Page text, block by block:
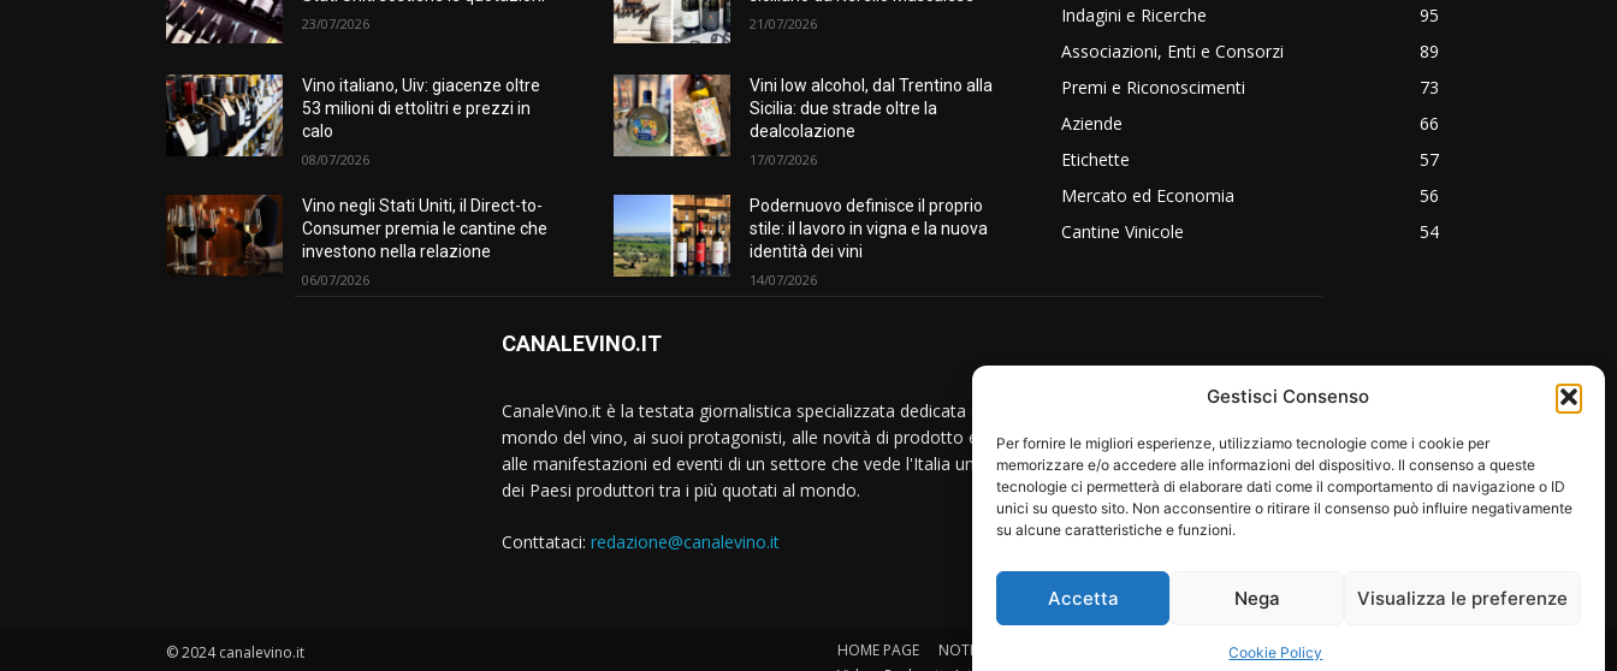
Gestisci Consenso
Per fornire le migliori esperienze, utilizziamo tecnologie come i cookie per
memorizzare e/o accedere alle informazioni del dispositivo. Il consenso a queste
tecnologie ci permetterà di elaborare dati come il comportamento di navigazione o ID
unici su questo sito. Non acconsentire o ritirare il consenso può influire negativamente
su alcune caratteristiche e funzioni.
Accetta Nega Visualizza le preferenze
Cookie Policy
23/07/2026
Vino italiano, Uiv: giacenze oltre
53 milioni di ettolitri e prezzi in
calo
08/07/2026
Vino negli Stati Uniti, il Direct-to-
Consumer premia le cantine che
investono nella relazione
06/07/2026
21/07/2026
Vini low alcohol, dal Trentino alla
Sicilia: due strade oltre la
dealcolazione
17/07/2026
Podernuovo definisce il proprio
stile: il lavoro in vigna e la nuova
identità dei vini
14/07/2026
Indagini e Ricerche
95
Associazioni, Enti e Consorzi
89
Premi e Riconoscimenti
73
Aziende
66
Etichette
57
Mercato ed Economia
56
Cantine Vinicole
54
CANALEVINO.IT
CanaleVino.it è la testata giornalistica specializzata dedicata al
mondo del vino, ai suoi protagonisti, alle novità di prodotto e
alle manifestazioni ed eventi di un settore che vede l'Italia uno
dei Paesi produttori tra i più quotati al mondo.
Conttataci: redazione@canalevino.it
© 2024 canalevino.it HOME PAGE NOTIZIE
EMOZIONI